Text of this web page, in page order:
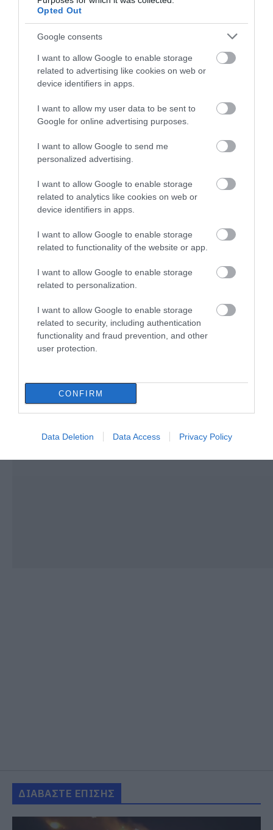
Opted Out
Google consents
I want to allow Google to enable storage
related to advertising like cookies on web or
device identifiers in apps.
I want to allow my user data to be sent to
Google for online advertising purposes.
I want to allow Google to send me
personalized advertising.
I want to allow Google to enable storage
related to analytics like cookies on web or
device identifiers in apps.
I want to allow Google to enable storage
related to functionality of the website or app.
I want to allow Google to enable storage
related to personalization.
I want to allow Google to enable storage
related to security, including authentication
functionality and fraud prevention, and other
user protection.
CONFIRM
Data Deletion Data Access Privacy Policy
Φωτιά στη Σκύρο: Συνεχίζει να
καίει στο Νησί, συγκλονιστική
βίντεο
06.08.2026 | 19:40
2.425.000€ στην Εύβοια – Δείτε
Ο μεγαλύτερος αυτοκινητόδρομος
στην Ελλάδα – Πού θα γίνει
06.08.2026 | 19:00
τη Ρουμανία συνόδευσαν την Ιερή
Εικόνα
Σοκ στην Εύβοια με την
κοπέλα που έπεσε από
την γέφυρα: Τα
στη Σκύρο: Κινδύνευσε
κτηνοτροφική μονάδα
αγρότες στην Εύβοια:
Ολοκληρώθηκε μεγάλο
Θρήνος στην Εύβοια:
Έφυγε από τη ζωή ο
37χρονος που είχε
ΔΙΑΒΑΣΤΕ ΕΠΙΣΗΣ